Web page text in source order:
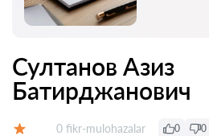
Султанов Азиз
Батирджанович
Fikrlar:
0 fikr-mulohazalar 0 0